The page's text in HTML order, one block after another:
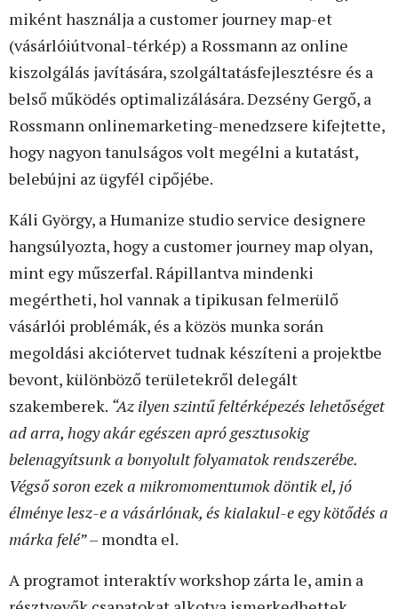
miként használja a customer journey map-et
(vásárlóiútvonal-térkép) a Rossmann az online
kiszolgálás javítására, szolgáltatásfejlesztésre és a
belső működés optimalizálására. Dezsény Gergő, a
Rossmann onlinemarketing-menedzsere kifejtette,
hogy nagyon tanulságos volt megélni a kutatást,
belebújni az ügyfél cipőjébe.
Káli György, a Humanize studio service designere
hangsúlyozta, hogy a customer journey map olyan,
mint egy műszerfal. Rápillantva mindenki
megértheti, hol vannak a tipikusan felmerülő
vásárlói problémák, és a közös munka során
megoldási akciótervet tudnak készíteni a projektbe
bevont, különböző területekről delegált
szakemberek. “Az ilyen szintű feltérképezés lehetőséget
ad arra, hogy akár egészen apró gesztusokig
belenagyítsunk a bonyolult folyamatok rendszerébe.
Végső soron ezek a mikromomentumok döntik el, jó
élménye lesz-e a vásárlónak, és kialakul-e egy kötődés a
márka felé”– mondta el.
A programot interaktív workshop zárta le, amin a